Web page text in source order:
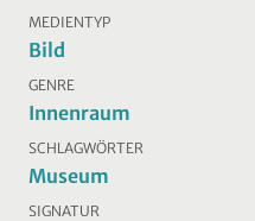
MEDIENTYP
Bild
GENRE
Innenraum
SCHLAGWÖRTER
Museum
SIGNATUR